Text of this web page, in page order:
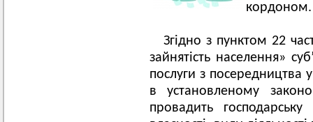
кордоном.
Згідно з пунктом 22
зайнятість населення»
послуги з посередництва
в установленому
провадить